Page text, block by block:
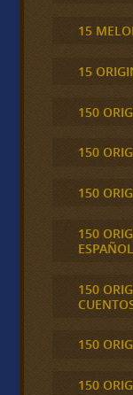
15
15
150
150
150
150
150
150
150